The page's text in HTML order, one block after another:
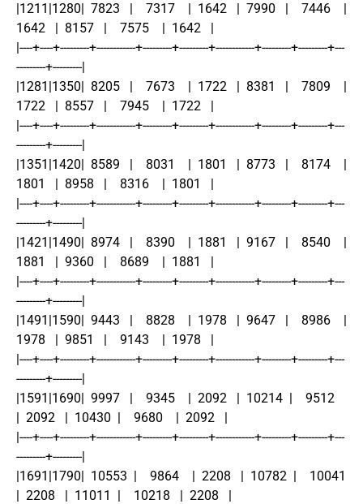
|1211|1280|  7823   |    7317    |  1642   |  7990   |    7446    |
1642   |  8157   |    7575    |  1642   |
|----+----+---------+------------+---------+---------+------------+---------+---------+---
---------+---------|
|1281|1350|  8205   |    7673    |  1722   |  8381   |    7809    |
1722   |  8557   |    7945    |  1722   |
|----+----+---------+------------+---------+---------+------------+---------+---------+---
---------+---------|
|1351|1420|  8589   |    8031    |  1801   |  8773   |    8174    |
1801   |  8958   |    8316    |  1801   |
|----+----+---------+------------+---------+---------+------------+---------+---------+---
---------+---------|
|1421|1490|  8974   |    8390    |  1881   |  9167   |    8540    |
1881   |  9360   |    8689    |  1881   |
|----+----+---------+------------+---------+---------+------------+---------+---------+---
---------+---------|
|1491|1590|  9443   |    8828    |  1978   |  9647   |    8986    |
1978   |  9851   |    9143    |  1978   |
|----+----+---------+------------+---------+---------+------------+---------+---------+---
---------+---------|
|1591|1690|  9997   |    9345    |  2092   |  10214  |    9512
|  2092   |  10430  |    9680    |  2092   |
|----+----+---------+------------+---------+---------+------------+---------+---------+---
---------+---------|
|1691|1790|  10553  |    9864    |  2208   |  10782  |    10041
|  2208   |  11011  |    10218   |  2208   |